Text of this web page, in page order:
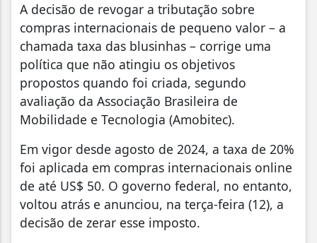
A decisão de revogar a tributação sobre
compras internacionais de pequeno valor – a
chamada taxa das blusinhas – corrige uma
política que não atingiu os objetivos
propostos quando foi criada, segundo
avaliação da Associação Brasileira de
Mobilidade e Tecnologia (Amobitec).
Em vigor desde agosto de 2024, a taxa de 20%
foi aplicada em compras internacionais online
de até US$ 50. O governo federal, no entanto,
voltou atrás e anunciou, na terça-feira (12), a
decisão de zerar esse imposto.